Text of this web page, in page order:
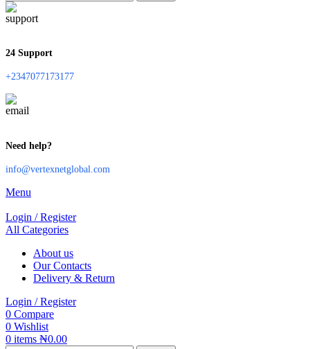
24 Support
+2347077173177
Need help?
info@vertexnetglobal.com
Menu
Login / Register
All Categories
About us
Our Contacts
Delivery & Return
Login / Register
0 Compare
0 Wishlist
0 items ₦0.00